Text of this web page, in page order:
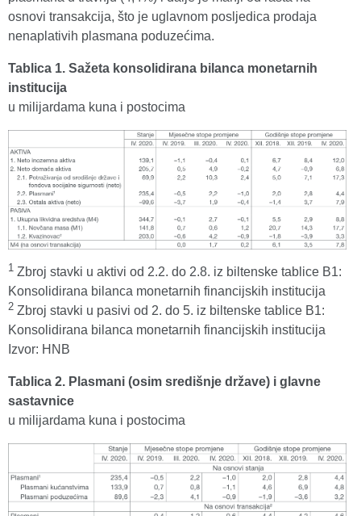
osnovi transakcija, što je uglavnom posljedica prodaja
nenaplativih plasmana poduzećima.
Tablica 1. Sažeta konsolidirana bilanca monetarnih
institucija
u milijardama kuna i postocima
1 Zbroj stavki u aktivi od 2.2. do 2.8. iz biltenske tablice B1:
Konsolidirana bilanca monetarnih financijskih institucija
2 Zbroj stavki u pasivi od 2. do 5. iz biltenske tablice B1:
Konsolidirana bilanca monetarnih financijskih institucija
Izvor: HNB
Tablica 2. Plasmani (osim središnje države) i glavne
sastavnice
u milijardama kuna i postocima